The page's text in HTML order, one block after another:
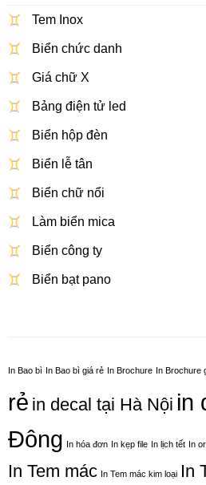
Tem Inox
Biển chức danh
Giá chữ X
Bảng điện tử led
Biển hộp đèn
Biển lễ tân
Biển chữ nổi
Làm biển mica
Biển công ty
Biển bạt pano
In Bao bì In Bao bì giá rẻ In Brochure In Brochure
rẻ in decal tại Hà Nội in
Đông In hóa đơn In kẹp file In lịch tết In
In Tem mác In Tem mác kim loại In